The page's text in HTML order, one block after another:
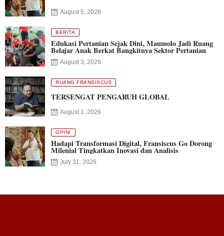
August 5, 2026
BERITA
Edukasi Pertanian Sejak Dini, Maumolo Jadi Ruang
Belajar Anak Berkat Bangkitnya Sektor Pertanian
August 3, 2026
RUANG FRANSISCUS
TERSENGAT PENGARUH GLOBAL
August 1, 2026
OPINI
Hadapi Transformasi Digital, Fransiscus Go Dorong
Milenial Tingkatkan Inovasi dan Analisis
July 31, 2026